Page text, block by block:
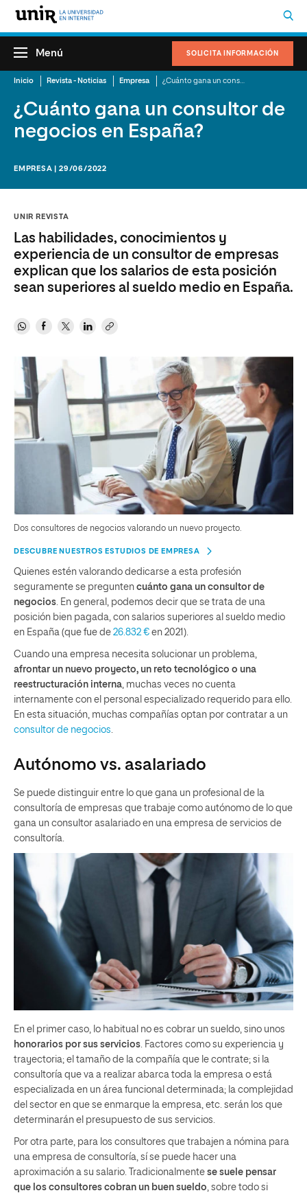
SOLICITA INFORMACIÓN
Menú
Inicio Revista - Noticias Empresa
¿Cuánto gana un consultor de
negocios en España?
EMPRESA | 29/06/2022
UNIR REVISTA
Las habilidades, conocimientos y
experiencia de un consultor de empresas
explican que los salarios de esta posición
sean superiores al sueldo medio en España.
Dos consultores de negocios valorando un nuevo proyecto.
DESCUBRE NUESTROS ESTUDIOS DE EMPRESA
Quienes estén valorando dedicarse a esta profesión
seguramente se pregunten cuánto gana un consultor de
negocios . En general, podemos decir que se trata de una
posición bien pagada, con salarios superiores al sueldo medio
en España (que fue de 26.832 € en 2021).
Cuando una empresa necesita solucionar un problema,
afrontar un nuevo proyecto, un reto tecnológico o una
reestructuración interna , muchas veces no cuenta
internamente con el personal especializado requerido para ello.
En esta situación, muchas compañías optan por contratar a un
consultor de negocios
Autónomo vs. asalariado
Se puede distinguir entre lo que gana un profesional de la
consultoría de empresas que trabaje como autónomo de lo que
gana un consultor asalariado en una empresa de servicios de
consultoría.
En el primer caso, lo habitual no es cobrar un sueldo, sino unos
honorarios por sus servicios. Factores como su experiencia y
trayectoria; el tamaño de la compañía que le contrate; si la
consultoría que va a realizar abarca toda la empresa o está
especializada en un área funcional determinada; la complejidad
del sector en que se enmarque la empresa, etc. serán los que
determinarán el presupuesto de sus servicios.
Por otra parte, para los consultores que trabajen a nómina para
una empresa de consultoría, sí se puede hacer una
aproximación a su salario. Tradicionalmente se suele pensar
que los consultores cobran un buen sueldo, sobre todo si